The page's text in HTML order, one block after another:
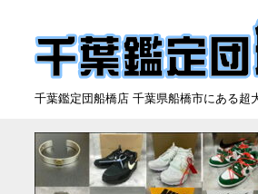
千葉鑑定団船橋店 千葉県船橋市にある